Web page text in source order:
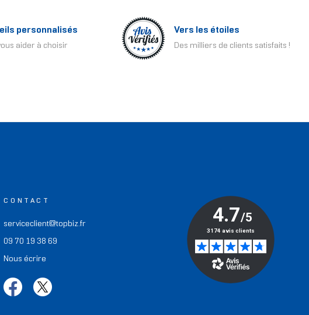
personnalisés
aider à choisir
Vers les étoiles
Des milliers de clients satisfaits !
CONTACT
serviceclient@topbiz.fr
09 70 19 38 69
Nous écrire